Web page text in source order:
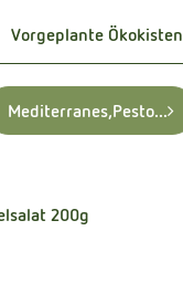
Vorgeplante Ökokisten
Mediterranes,Pesto...